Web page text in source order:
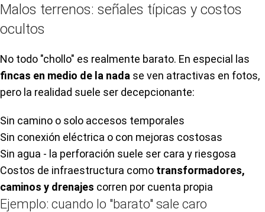
Malos terrenos: señales típicas y costos
ocultos
No todo "chollo" es realmente barato. En especial las
fincas en medio de la nada se ven atractivas en fotos,
pero la realidad suele ser decepcionante:
Sin camino o solo accesos temporales
Sin conexión eléctrica o con mejoras costosas
Sin agua - la perforación suele ser cara y riesgosa
Costos de infraestructura como transformadores,
caminos y drenajes corren por cuenta propia
Ejemplo: cuando lo "barato" sale caro